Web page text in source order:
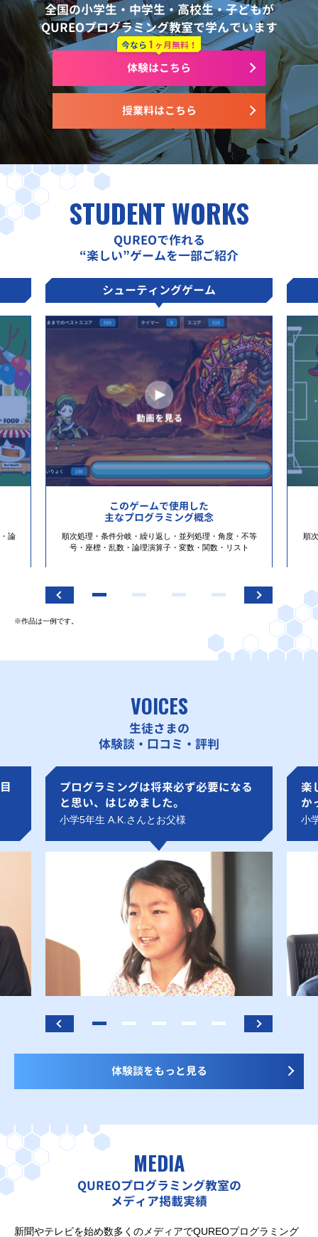
全国の小学生・中学生・高校生・子どもが
QUREOプログラミング教室で学んでいます
授業料はこちら
今なら 1 ヶ月無料！
体験はこちら
STUDENT WORKS
QUREOで作れる
“楽しい”ゲームを一部ご紹介
論
シューティングゲーム
このゲームで使用した
主なプログラミング概念
順次処理・条件分岐・繰り返し・並列処理・角度・不等
号・座標・乱数・論理演算子・変数・関数・リスト
順
※作品は一例です。
VOICES
生徒さまの
体験談・口コミ・評判
プログラミングは将来必ず必要になる
と思い、はじめました。
小学5年生 A.K.さんとお父様
楽
か
小
体験談をもっと見る
MEDIA
QUREOプログラミング教室の
メディア掲載実績
新聞やテレビを始め数多くのメディアでQUREOプログラミング